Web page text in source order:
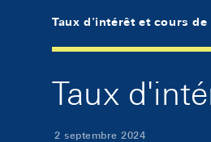
Taux d'intérêt et cours de
Taux
2 septembre 2024